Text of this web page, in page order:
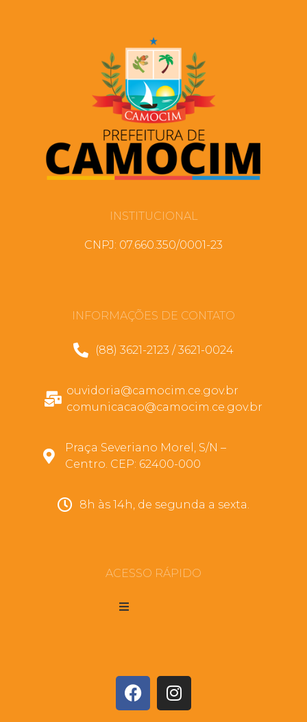
INSTITUCIONAL
CNPJ: 07.660.350/0001-23
INFORMAÇÕES DE CONTATO
(88) 3621-2123 / 3621-0024
ouvidoria@camocim.ce.gov.br
comunicacao@camocim.ce.gov.br
Praça Severiano Morel, S/N –
Centro. CEP: 62400-000
8h às 14h, de segunda a sexta.
ACESSO RÁPIDO